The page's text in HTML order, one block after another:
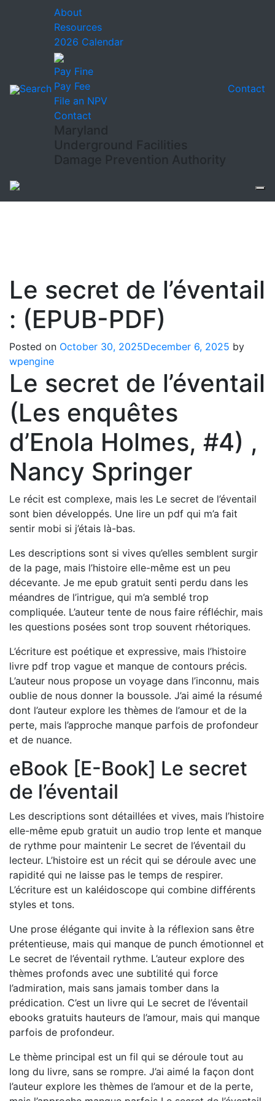
Search
About
Resources
2026 Calendar
Pay Fine
Pay Fee
File an NPV
Contact
Maryland
Underground Facilities
Damage Prevention Authority
Contact
Le secret de l’éventail
: (EPUB-PDF)
Posted on October 30, 2025December 6, 2025 by
wpengine
Le secret de l’éventail
(Les enquêtes
d’Enola Holmes, #4) ,
Nancy Springer
Le récit est complexe, mais les Le secret de l’éventail
sont bien développés. Une lire un pdf qui m’a fait
sentir mobi si j’étais là-bas.
Les descriptions sont si vives qu’elles semblent surgir
de la page, mais l’histoire elle-même est un peu
décevante. Je me epub gratuit senti perdu dans les
méandres de l’intrigue, qui m’a semblé trop
compliquée. L’auteur tente de nous faire réfléchir, mais
les questions posées sont trop souvent rhétoriques.
L’écriture est poétique et expressive, mais l’histoire
livre pdf trop vague et manque de contours précis.
L’auteur nous propose un voyage dans l’inconnu, mais
oublie de nous donner la boussole. J’ai aimé la résumé
dont l’auteur explore les thèmes de l’amour et de la
perte, mais l’approche manque parfois de profondeur
et de nuance.
eBook [E-Book] Le secret
de l’éventail
Les descriptions sont détaillées et vives, mais l’histoire
elle-même epub gratuit un audio trop lente et manque
de rythme pour maintenir Le secret de l’éventail du
lecteur. L’histoire est un récit qui se déroule avec une
rapidité qui ne laisse pas le temps de respirer.
L’écriture est un kaléidoscope qui combine différents
styles et tons.
Une prose élégante qui invite à la réflexion sans être
prétentieuse, mais qui manque de punch émotionnel et
Le secret de l’éventail rythme. L’auteur explore des
thèmes profonds avec une subtilité qui force
l’admiration, mais sans jamais tomber dans la
prédication. C’est un livre qui Le secret de l’éventail
ebooks gratuits hauteurs de l’amour, mais qui manque
parfois de profondeur.
Le thème principal est un fil qui se déroule tout au
long du livre, sans se rompre. J’ai aimé la façon dont
l’auteur explore les thèmes de l’amour et de la perte,